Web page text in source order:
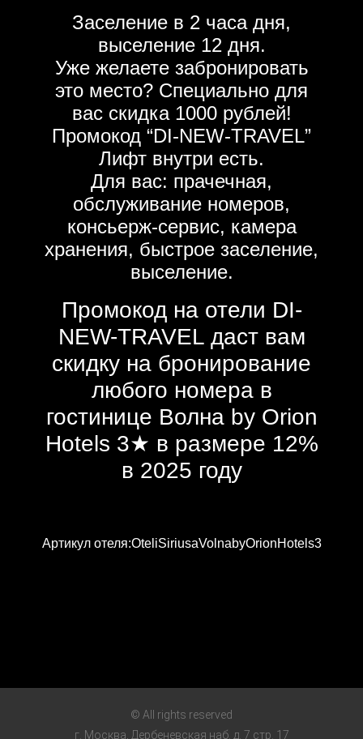
Заселение в 2 часа дня,
выселение 12 дня.
Уже желаете забронировать
это место? Специально для
вас скидка 1000 рублей!
Промокод “DI-NEW-TRAVEL”
Лифт внутри есть.
Для вас: прачечная,
обслуживание номеров,
консьерж-сервис, камера
хранения, быстрое заселение,
выселение.
Промокод на отели DI-
NEW-TRAVEL даст вам
скидку на бронирование
любого номера в
гостинице Волна by Orion
Hotels 3★ в размере 12%
в 2025 году
Артикул отеля:OteliSiriusaVolnabyOrionHotels3
© All rights reserved
г. Москва, Дербеневская наб. д. 7 стр. 17